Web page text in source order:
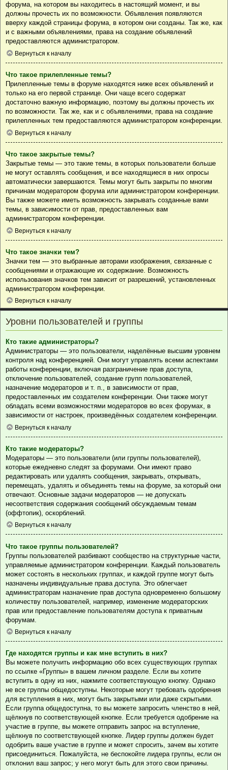
форума, на котором вы находитесь в настоящий момент, и вы
должны прочесть их по возможности. Объявления появляются
вверху каждой страницы форума, в котором они созданы. Так же, как
и с важными объявлениями, права на создание объявлений
предоставляются администратором.
Вернуться к началу
Что такое прилепленные темы?
Прилепленные темы в форуме находятся ниже всех объявлений и
только на его первой странице. Они чаще всего содержат
достаточно важную информацию, поэтому вы должны прочесть их
по возможности. Так же, как и с объявлениями, права на создание
прилепленных тем предоставляются администратором конференции.
Вернуться к началу
Что такое закрытые темы?
Закрытые темы — это такие темы, в которых пользователи больше
не могут оставлять сообщения, и все находящиеся в них опросы
автоматически завершаются. Темы могут быть закрыты по многим
причинам модератором форума или администратором конференции.
Вы также можете иметь возможность закрывать созданные вами
темы, в зависимости от прав, предоставленных вам
администратором конференции.
Вернуться к началу
Что такое значки тем?
Значки тем — это выбранные авторами изображения, связанные с
сообщениями и отражающие их содержание. Возможность
использования значков тем зависит от разрешений, установленных
администратором конференции.
Вернуться к началу
Уровни пользователей и группы
Кто такие администраторы?
Администраторы — это пользователи, наделённые высшим уровнем
контроля над конференцией. Они могут управлять всеми аспектами
работы конференции, включая разграничение прав доступа,
отключение пользователей, создание групп пользователей,
назначение модераторов и т. п., в зависимости от прав,
предоставленных им создателем конференции. Они также могут
обладать всеми возможностями модераторов во всех форумах, в
зависимости от настроек, произведённых создателем конференции.
Вернуться к началу
Кто такие модераторы?
Модераторы — это пользователи (или группы пользователей),
которые ежедневно следят за форумами. Они имеют право
редактировать или удалять сообщения, закрывать, открывать,
перемещать, удалять и объединять темы на форуме, за который они
отвечают. Основные задачи модераторов — не допускать
несоответствия содержания сообщений обсуждаемым темам
(оффтопик), оскорблений.
Вернуться к началу
Что такое группы пользователей?
Группы пользователей разбивают сообщество на структурные части,
управляемые администратором конференции. Каждый пользователь
может состоять в нескольких группах, и каждой группе могут быть
назначены индивидуальные права доступа. Это облегчает
администраторам назначение прав доступа одновременно большому
количеству пользователей, например, изменение модераторских
прав или предоставление пользователям доступа к приватным
форумам.
Вернуться к началу
Где находятся группы и как мне вступить в них?
Вы можете получить информацию обо всех существующих группах
по ссылке «Группы» в вашем личном разделе. Если вы хотите
вступить в одну из них, нажмите соответствующую кнопку. Однако
не все группы общедоступны. Некоторые могут требовать одобрения
для вступления в них, могут быть закрытыми или даже скрытыми.
Если группа общедоступна, то вы можете запросить членство в ней,
щёлкнув по соответствующей кнопке. Если требуется одобрение на
участие в группе, вы можете отправить запрос на вступление,
щёлкнув по соответствующей кнопке. Лидер группы должен будет
одобрить ваше участие в группе и может спросить, зачем вы хотите
присоединиться. Пожалуйста, не беспокойте лидера группы, если он
отклонил ваш запрос; у него могут быть для этого свои причины.